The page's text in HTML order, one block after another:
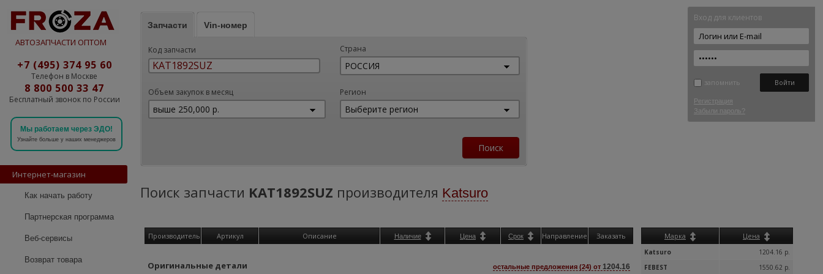
АВТОЗАПЧАСТИ ОПТОМ
+7 (495) 374 95 60
Телефон в Москве
8 800 500 33 47
Бесплатный звонок по России
Мы работаем через ЭДО!
Узнайте больше у наших менеджеров
Интернет-магазин
Как начать работу
Партнерская программа
Веб-сервисы
Возврат товара
Вход для клиентов
запомнить
Регистрация
Забыли пароль?
Запчасти Vin-номер
Код запчасти Страна
Объем закупок в месяц Регион
Поиск запчасти KAT1892SUZ производителя Katsuro
Производитель Артикул Описание Наличие Цена Срок Направление Заказать
Оригинальные детали остальные предложения (24) от 1204.16
Марка Цена
Katsuro
1204.16 р.
FEBEST
1550.62 р.